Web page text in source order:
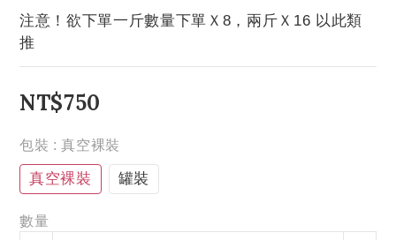
注意！欲下單一斤數量下單Ｘ8，兩斤Ｘ16 以此類
推
NT$750
包裝 : 真空裸裝
真空裸裝 罐裝
數量